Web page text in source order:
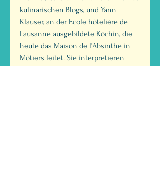
kulinarischen Blogs, und Yann
Klauser, an der Ecole hôtelière de
Lausanne ausgebildete Köchin, die
heute das Maison de l’Absinthe in
Môtiers leitet. Sie interpretieren